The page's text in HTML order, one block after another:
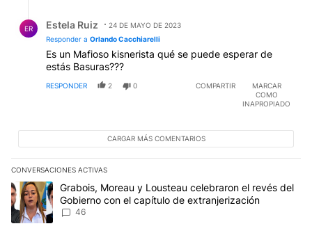
ER Estela Ruiz
24 DE MAYO DE 2023
Responder a Orlando Cacchiarelli
Es un Mafioso kisnerista qué se puede esperar de
estás Basuras???
RESPONDER 2 0 COMPARTIR
MARCAR
COMO
INAPROPIADO
CARGAR MÁS COMENTARIOS
CONVERSACIONES ACTIVAS
Este listado muestra los artículos con más comentarios en los
Un artículo de tendencia con el título "Grabois, Moreau y
Grabois, Moreau y Lousteau celebraron el revés del
Gobierno con el capítulo de extranjerización
46